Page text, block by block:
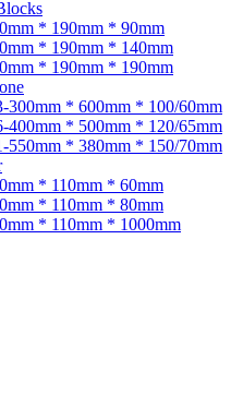
* 190mm * 90mm
* 190mm * 140mm
* 190mm * 190mm
300mm * 600mm * 100/60mm
400mm * 500mm * 120/65mm
550mm * 380mm * 150/70mm
* 110mm * 60mm
* 110mm * 80mm
* 110mm * 1000mm